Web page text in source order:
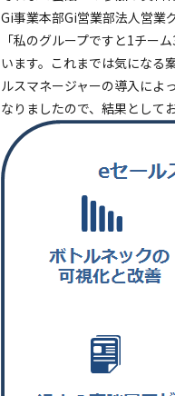
Gi事業本部Gi営業部法人営業
「私のグループですと1チー
います。これまでは気になる
ルスマネージャーの導入によ
なりましたので、結果として